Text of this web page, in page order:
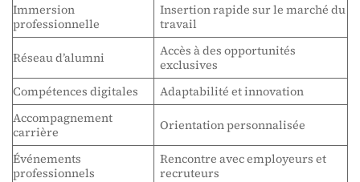
Immersion
professionnelle
Insertion rapide sur le marché du
travail
Réseau d’alumni
Accès à des opportunités
exclusives
Compétences digitales
Adaptabilité et innovation
Accompagnement
carrière
Orientation personnalisée
Événements
professionnels
Rencontre avec employeurs et
recruteurs